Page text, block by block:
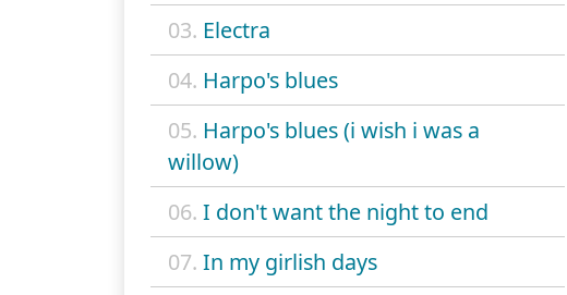
03. Electra
04. Harpo's blues
05. Harpo's blues (i wish i was a
willow)
06. I don't want the night to end
07. In my girlish days